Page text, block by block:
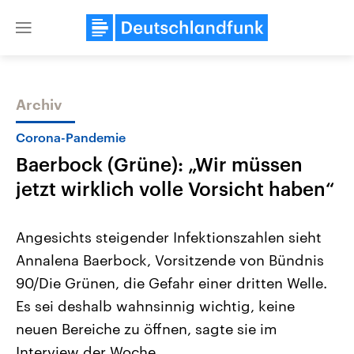
Close
Themen
Landtagswahl Sachsen-Anhalt
2026
Alle Informationen
Sachsen-Anhalt wählt am 6.
September 2026 einen neuen
Landtag. Seit 2021 wird das
Bundesland von einer Koalition aus
Aktuelle Beiträge,
Hintergründe
Wirtschaftlich und
gehören die Vereinigten
den mächtigsten Ländern
Archiv
Corona-Pandemie
Baerbock (Grüne): „Wir müssen
jetzt wirklich volle Vorsicht haben“
Angesichts steigender Infektionszahlen sieht
Annalena Baerbock, Vorsitzende von Bündnis
90/Die Grünen, die Gefahr einer dritten Welle.
Es sei deshalb wahnsinnig wichtig, keine
neuen Bereiche zu öffnen, sagte sie im